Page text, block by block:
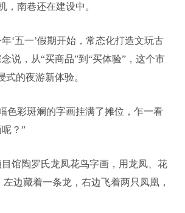
南巷还在建设中。
‘五一’假期开始，常态化打造文玩古
说，从“买商品”到“买体验”，这个市
的夜游新体验。
色彩斑斓的字画挂满了摊位，乍一看
？”
馆陶罗氏龙凤花鸟字画，用龙凤、花
边藏着一条龙，右边飞着两只凤凰，